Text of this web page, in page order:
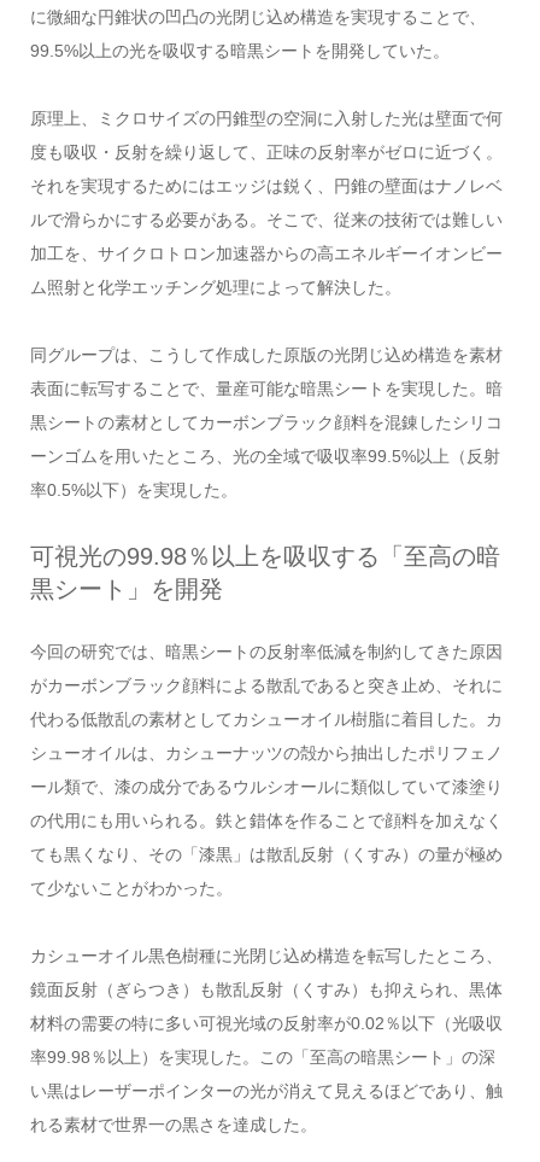
に微細な円錐状の凹凸の光閉じ込め構造を実現することで、
99.5%以上の光を吸収する暗黒シートを開発していた。
原理上、ミクロサイズの円錐型の空洞に入射した光は壁面で何
度も吸収・反射を繰り返して、正味の反射率がゼロに近づく。
それを実現するためにはエッジは鋭く、円錐の壁面はナノレベ
ルで滑らかにする必要がある。そこで、従来の技術では難しい
加工を、サイクロトロン加速器からの高エネルギーイオンビー
ム照射と化学エッチング処理によって解決した。
同グループは、こうして作成した原版の光閉じ込め構造を素材
表面に転写することで、量産可能な暗黒シートを実現した。暗
黒シートの素材としてカーボンブラック顔料を混錬したシリコ
ーンゴムを用いたところ、光の全域で吸収率99.5%以上（反射
率0.5%以下）を実現した。
可視光の99.98％以上を吸収する「至高の暗
黒シート」を開発
今回の研究では、暗黒シートの反射率低減を制約してきた原因
がカーボンブラック顔料による散乱であると突き止め、それに
代わる低散乱の素材としてカシューオイル樹脂に着目した。カ
シューオイルは、カシューナッツの殻から抽出したポリフェノ
ール類で、漆の成分であるウルシオールに類似していて漆塗り
の代用にも用いられる。鉄と錯体を作ることで顔料を加えなく
ても黒くなり、その「漆黒」は散乱反射（くすみ）の量が極め
て少ないことがわかった。
カシューオイル黒色樹種に光閉じ込め構造を転写したところ、
鏡面反射（ぎらつき）も散乱反射（くすみ）も抑えられ、黒体
材料の需要の特に多い可視光域の反射率が0.02％以下（光吸収
率99.98％以上）を実現した。この「至高の暗黒シート」の深
い黒はレーザーポインターの光が消えて見えるほどであり、触
れる素材で世界一の黒さを達成した。